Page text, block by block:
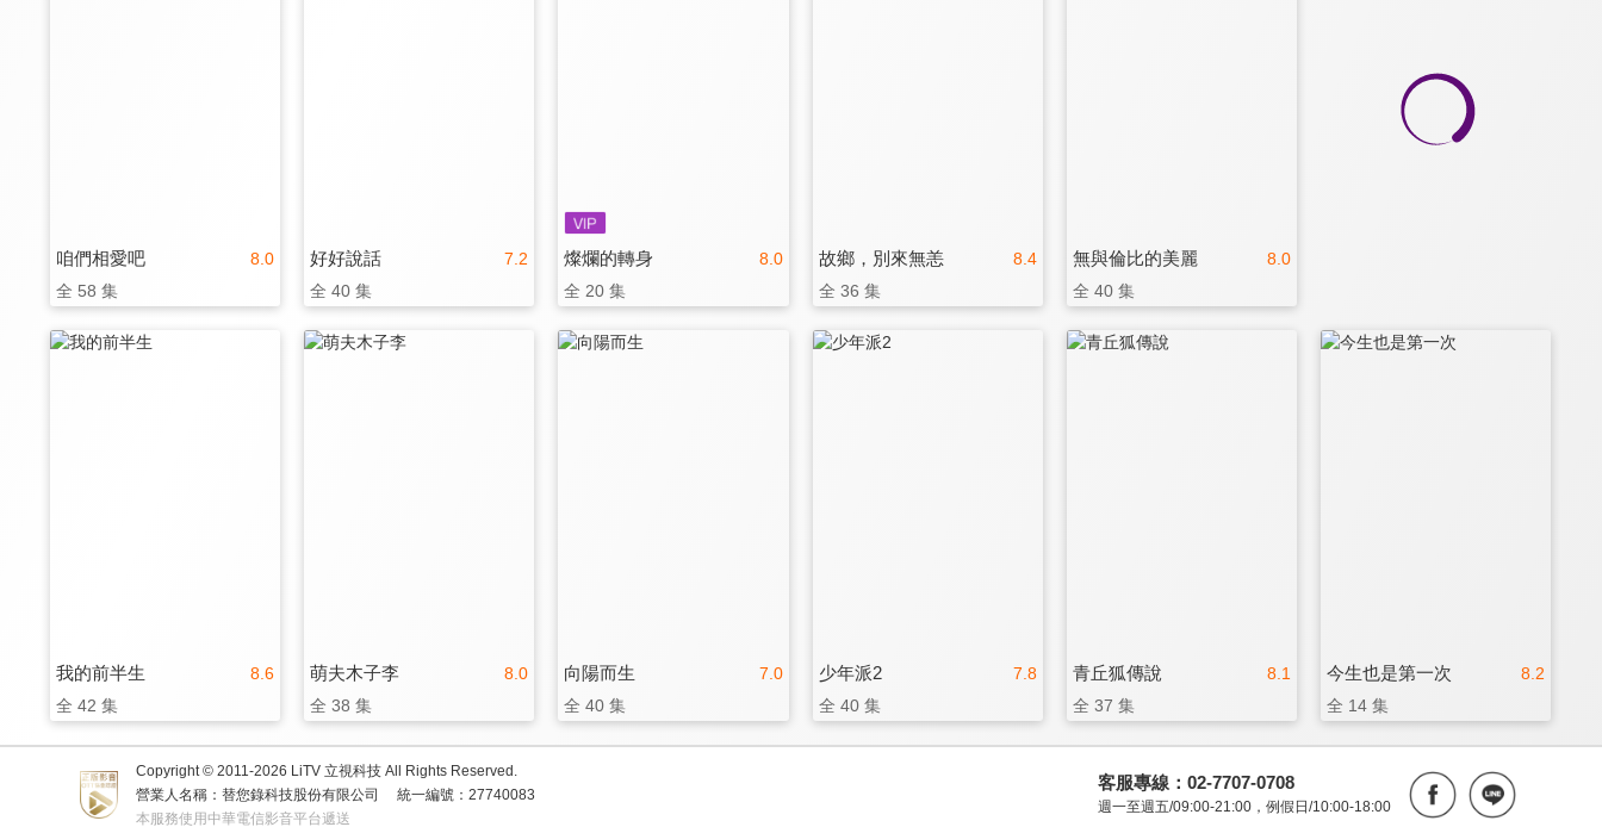
8.0
咱們相愛吧
全 58 集
7.2
好好說話
全 40 集
8.0
燦爛的轉身
全 20 集
8.4
故鄉，別來無恙
全 36 集
8.0
無與倫比的美麗
全 40 集
8.6
我的前半生
全 42 集
8.0
萌夫木子李
全 38 集
7.0
向陽而生
全 40 集
7.8
少年派2
全 40 集
8.1
青丘狐傳說
全 37 集
8.2
今生也是第一次
全 14 集
Copyright © 2011-2026 LiTV 立視科技 All Rights Reserved.
營業人名稱：替您錄科技股份有限公司
統一編號：27740083
本服務使用中華電信影音平台遞送
客服專線：02-7707-0708
週一至週五/09:00-21:00，例假日/10:00-18:00